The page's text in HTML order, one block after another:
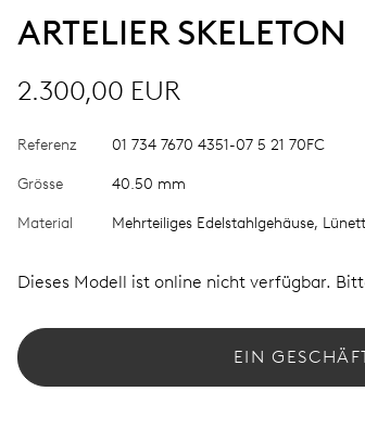
ARTELIER SKELETON
2.300,00 EUR
Referenz 01 734 7670 4351-07 5 21 70FC
Grösse 40.50 mm
Material Mehrteiliges Edelstahlgehäuse,
Dieses Modell ist online nicht verfügbar.
EIN